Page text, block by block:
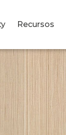
Recursos